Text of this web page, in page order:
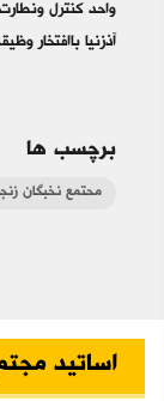
واحد کنترل
آذزنیا باافتخار
برچسب ها
محتمع نخبگان
اساتید